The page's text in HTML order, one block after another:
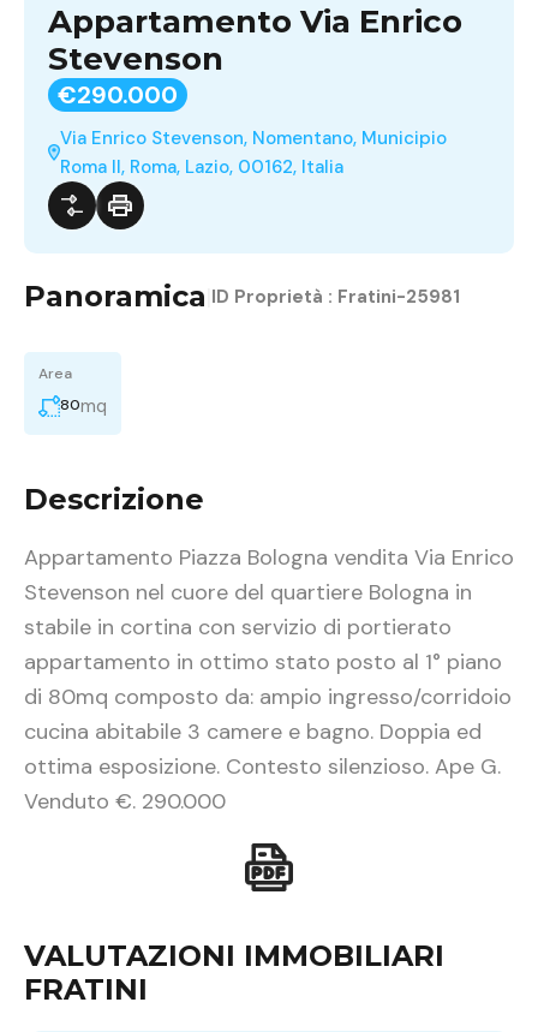
Appartamento Via Enrico
Stevenson
€290.000
Via Enrico Stevenson, Nomentano, Municipio
Roma II, Roma, Lazio, 00162, Italia
Panoramica ID Proprietà : Fratini-25981
Area
80mq
Descrizione
Appartamento Piazza Bologna vendita Via Enrico
Stevenson nel cuore del quartiere Bologna in
stabile in cortina con servizio di portierato
appartamento in ottimo stato posto al 1° piano
di 80mq composto da: ampio ingresso/corridoio
cucina abitabile 3 camere e bagno. Doppia ed
ottima esposizione. Contesto silenzioso. Ape G.
Venduto €. 290.000
VALUTAZIONI IMMOBILIARI
FRATINI